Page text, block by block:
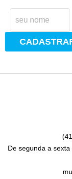
De segunda a